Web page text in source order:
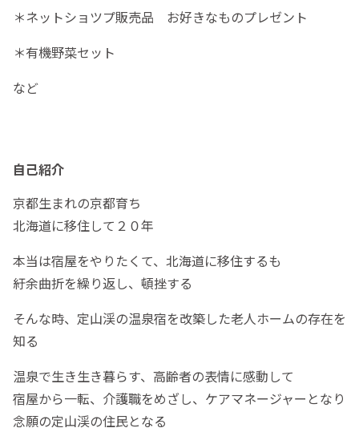
＊ネットショツプ販売品 お好きなものプレゼント
＊有機野菜セット
など
自己紹介
京都生まれの京都育ち
北海道に移住して２０年
本当は宿屋をやりたくて、北海道に移住するも
紆余曲折を繰り返し、頓挫する
そんな時、定山渓の温泉宿を改築した老人ホームの存在を
知る
温泉で生き生き暮らす、高齢者の表情に感動して
宿屋から一転、介護職をめざし、ケアマネージャーとなり
念願の定山渓の住民となる